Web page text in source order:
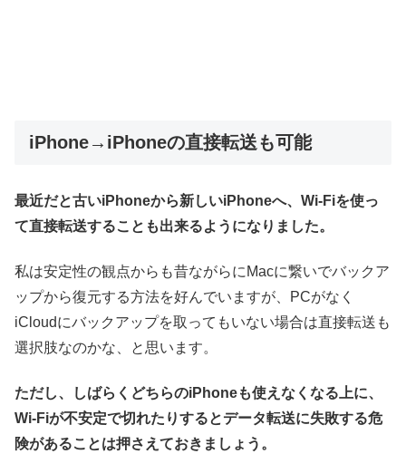
iPhone→iPhoneの直接転送も可能
最近だと古いiPhoneから新しいiPhoneへ、Wi-Fiを使っ
て直接転送することも出来るようになりました。
私は安定性の観点からも昔ながらにMacに繋いでバックア
ップから復元する方法を好んでいますが、PCがなく
iCloudにバックアップを取ってもいない場合は直接転送も
選択肢なのかな、と思います。
ただし、しばらくどちらのiPhoneも使えなくなる上に、
Wi-Fiが不安定で切れたりするとデータ転送に失敗する危
険があることは押さえておきましょう。